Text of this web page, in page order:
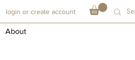
login or create account
About